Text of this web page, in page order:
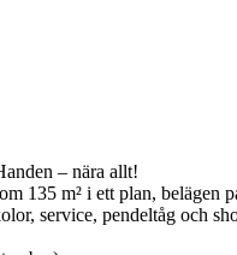
– nära allt!
135 m² i ett plan, belägen
service, pendeltåg och